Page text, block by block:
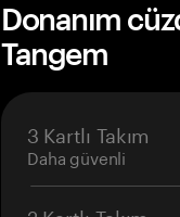
Donanım
Tangem
3 Kartlı Takım
Daha güvenli